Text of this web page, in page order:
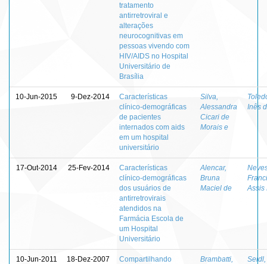
tratamento
antirretroviral e
alterações
neurocognitivas em
pessoas vivendo com
HIV/AIDS no Hospital
Universitário de
Brasília
10-Jun-2015 9-Dez-2014
Características
clínico-demográficas
de pacientes
internados com aids
em um hospital
universitário
Silva,
Alessandra
Cicari de
Morais e
Inês
17-Out-2014 25-Fev-2014
Características
clínico-demográficas
dos usuários de
antirretrovirais
atendidos na
Farmácia Escola de
um Hospital
Universitário
Alencar,
Bruna
Maciel de
Assis
10-Jun-2011 18-Dez-2007
Compartilhando
Brambatti,